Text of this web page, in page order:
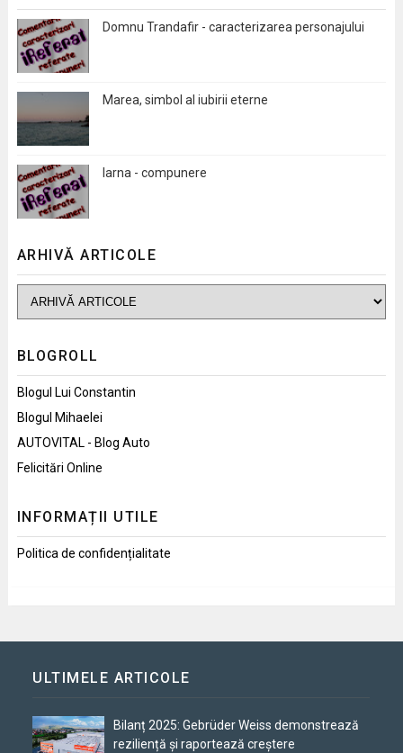
Domnu Trandafir - caracterizarea personajului
Marea, simbol al iubirii eterne
Iarna - compunere
ARHIVĂ ARTICOLE
BLOGROLL
Blogul Lui Constantin
Blogul Mihaelei
AUTOVITAL - Blog Auto
Felicitări Online
INFORMAȚII UTILE
Politica de confidențialitate
ULTIMELE ARTICOLE
Bilanț 2025: Gebrüder Weiss demonstrează
reziliență și raportează creștere